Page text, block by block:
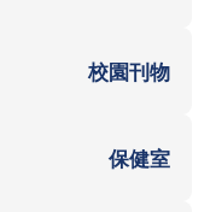
校園刊物
保健室